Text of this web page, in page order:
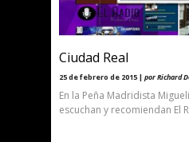
Ciudad Real
25 de febrero de 2015 | por Richard
En la Peña Madridista
escuchan y recomiendan El